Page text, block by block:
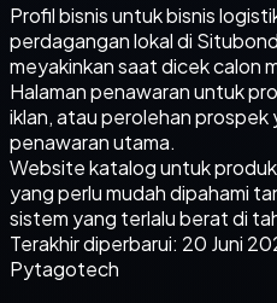
Profil bisnis untuk bisnis
perdagangan lokal di
meyakinkan saat dicek calon
Halaman penawaran untuk
iklan, atau perolehan
penawaran utama.
Website katalog untuk
yang perlu mudah dipahami
sistem yang terlalu berat di
Terakhir diperbarui: 20 Juni
Pytagotech